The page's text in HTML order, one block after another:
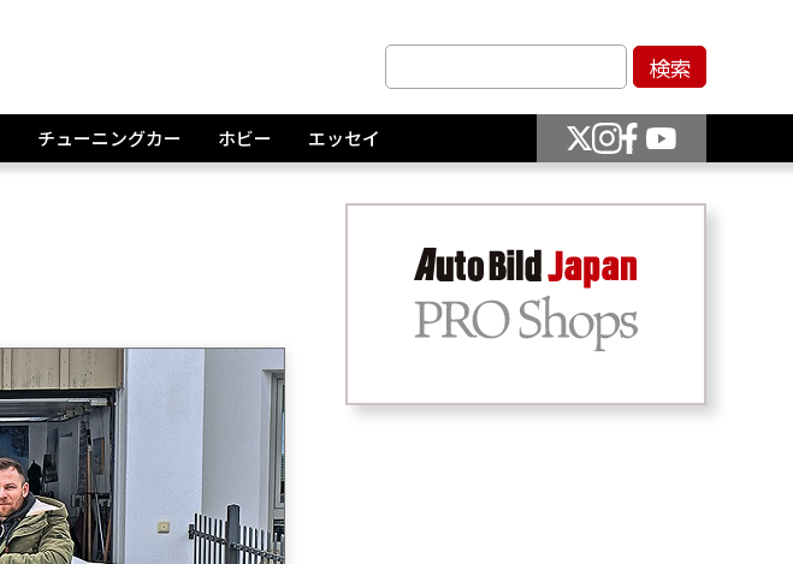
チューニングカー ホビー エッセイ